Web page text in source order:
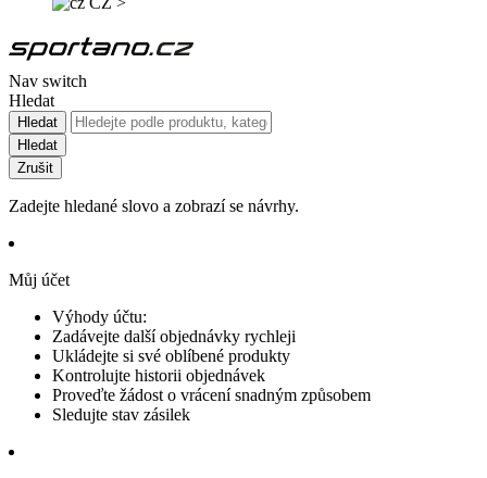
Nav switch
Hledat
Hledat
Hledat
Zrušit
Zadejte hledané slovo a zobrazí se návrhy.
Můj účet
Výhody účtu:
Zadávejte další objednávky rychleji
Ukládejte si své oblíbené produkty
Kontrolujte historii objednávek
Proveďte žádost o vrácení snadným způsobem
Sledujte stav zásilek